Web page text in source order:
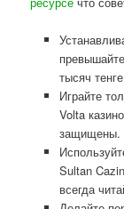
тысяч
Играйте
Volta
защищены.
Sultan
всегда